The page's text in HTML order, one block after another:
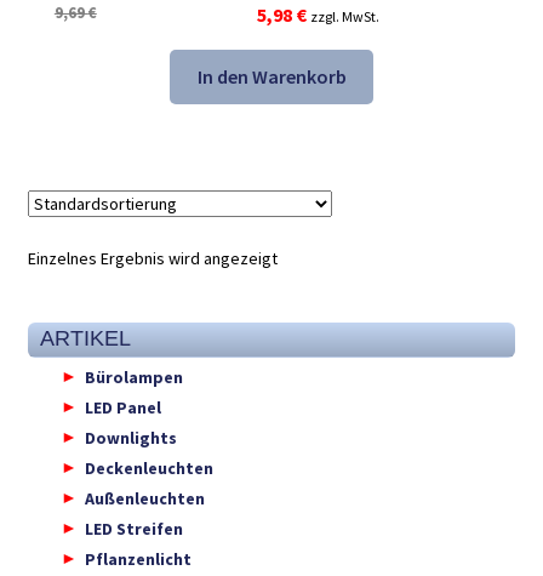
9,69€
Ursprünglicher
Preis
war:
9,69 €
5,98 €Aktueller
Preis
ist:
5,98 €.
zzgl. MwSt.
In den Warenkorb
Einzelnes Ergebnis wird angezeigt
ARTIKEL
Bürolampen
LED Panel
Downlights
Deckenleuchten
Außenleuchten
LED Streifen
Pflanzenlicht